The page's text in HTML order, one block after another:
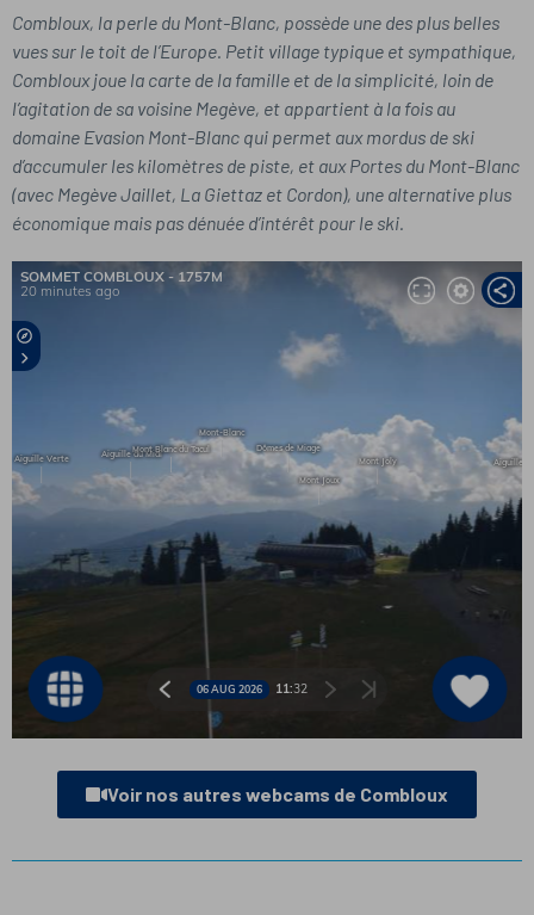
Combloux, la perle du Mont-Blanc, possède une des plus belles
vues sur le toit de l’Europe. Petit village typique et sympathique,
Combloux joue la carte de la famille et de la simplicité, loin de
l’agitation de sa voisine Megève, et appartient à la fois au
domaine Evasion Mont-Blanc qui permet aux mordus de ski
d’accumuler les kilomètres de piste, et aux Portes du Mont-Blanc
(avec Megève Jaillet, La Giettaz et Cordon), une alternative plus
économique mais pas dénuée d’intérêt pour le ski.
Voir nos autres webcams de Combloux